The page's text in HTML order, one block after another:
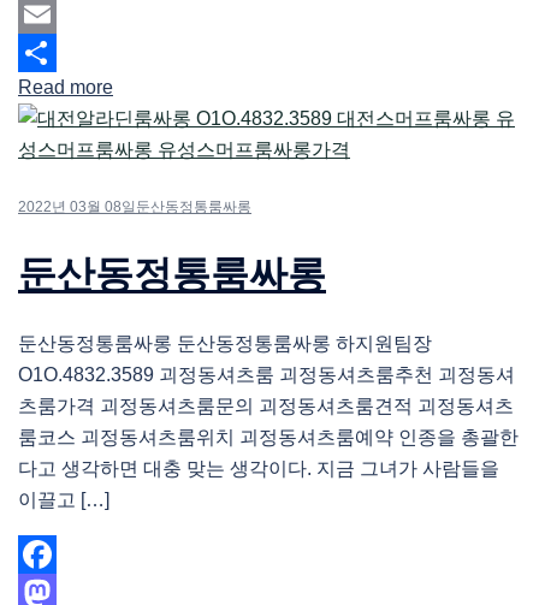
Mastodon
Email
Share
Read more
2022년 03월 08일 둔산동정통룸싸롱
둔산동정통룸싸롱
둔산동정통룸싸롱 둔산동정통룸싸롱 하지원팀장
O1O.4832.3589 괴정동셔츠룸 괴정동셔츠룸추천 괴정동셔
츠룸가격 괴정동셔츠룸문의 괴정동셔츠룸견적 괴정동셔츠
룸코스 괴정동셔츠룸위치 괴정동셔츠룸예약 인종을 총괄한
다고 생각하면 대충 맞는 생각이다. 지금 그녀가 사람들을
이끌고 […]
Facebook